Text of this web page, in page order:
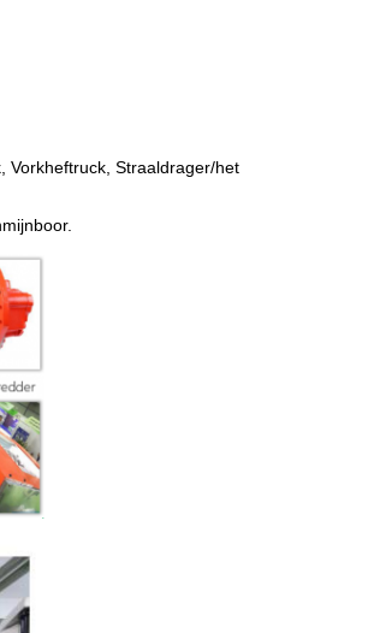
Vorkheftruck, Straaldrager/het